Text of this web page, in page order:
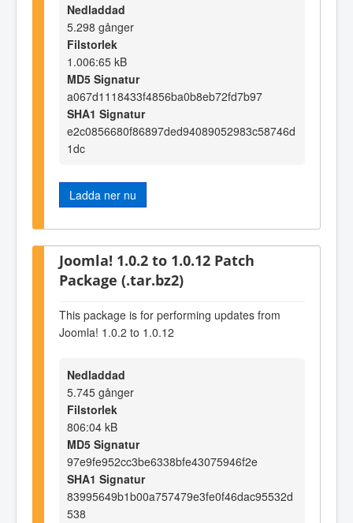
Nedladdad
5.298 gånger
Filstorlek
1.006:65 kB
MD5 Signatur
a067d1118433f4856ba0b8eb72fd7b97
SHA1 Signatur
e2c0856680f86897ded94089052983c58746d
1dc
Ladda ner nu
Joomla! 1.0.2 to 1.0.12 Patch
Package (.tar.bz2)
This package is for performing updates from
Joomla! 1.0.2 to 1.0.12
Nedladdad
5.745 gånger
Filstorlek
806:04 kB
MD5 Signatur
97e9fe952cc3be6338bfe43075946f2e
SHA1 Signatur
83995649b1b00a757479e3fe0f46dac95532d
538